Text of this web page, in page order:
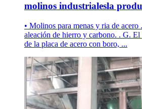
molinos industrialesla
• Molinos para menas y ria de acero
aleación de hierro y carbono. . G.
de la placa de acero con boro, ...